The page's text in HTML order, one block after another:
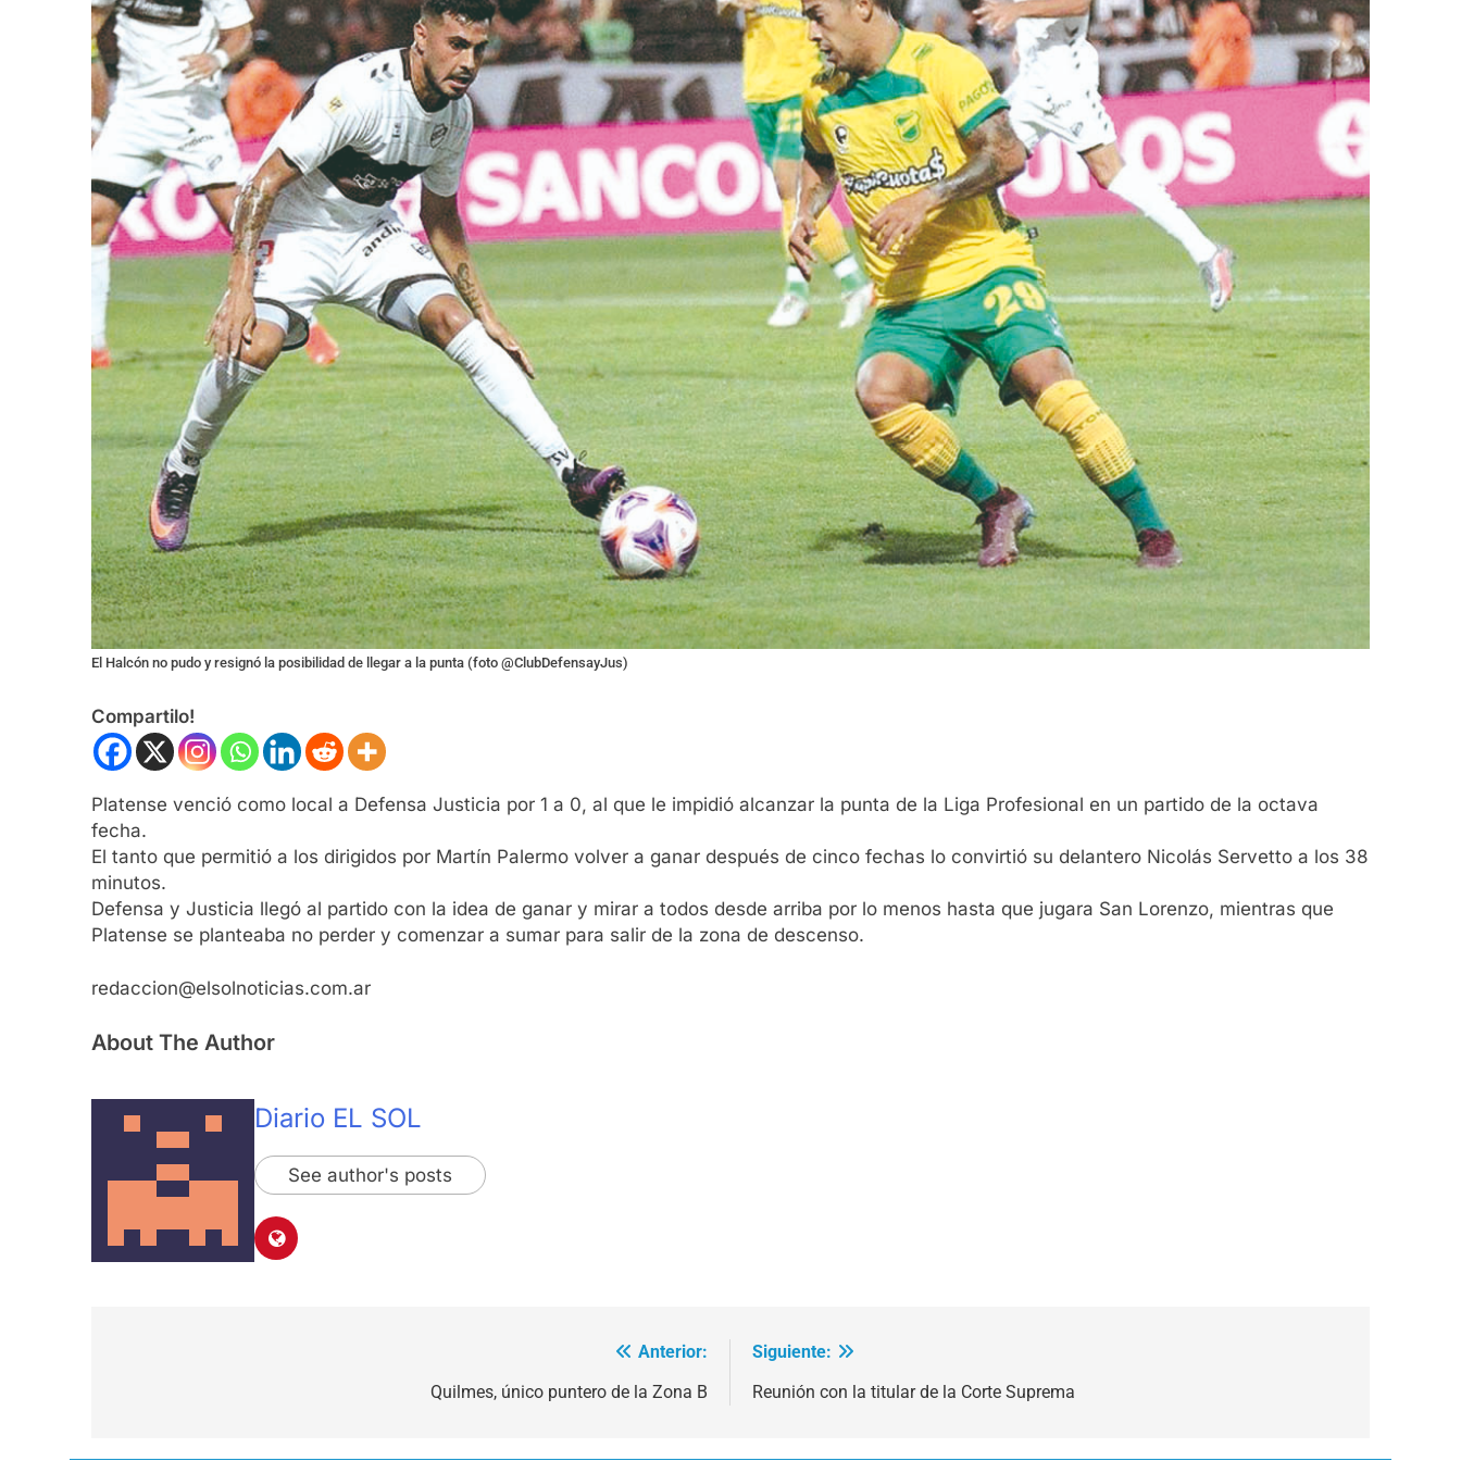
El Halcón no pudo y resignó la posibilidad de llegar a la punta (foto @ClubDefensayJus)
Compartilo!
Platense venció como local a Defensa Justicia por 1 a 0, al que le impidió alcanzar la punta de la Liga Profesional en un partido de la octava
fecha.
El tanto que permitió a los dirigidos por Martín Palermo volver a ganar después de cinco fechas lo convirtió su delantero Nicolás Servetto a los 38
minutos.
Defensa y Justicia llegó al partido con la idea de ganar y mirar a todos desde arriba por lo menos hasta que jugara San Lorenzo, mientras que
Platense se planteaba no perder y comenzar a sumar para salir de la zona de descenso.
redaccion@elsolnoticias.com.ar
About The Author
Diario EL SOL
See author's posts
Anterior:
Quilmes, único puntero de la Zona B
Siguiente:
Reunión con la titular de la Corte Suprema